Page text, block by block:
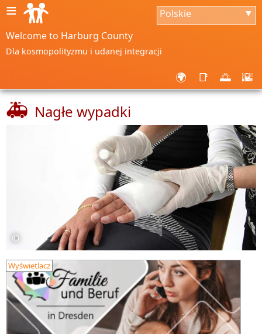
≡ Polskie ▼
Welcome to Harburg County
Dla kosmopolityzmu i udanej integracji
🌍 📑 🌅 🌇
🚑 Nagłe wypadki
©
Wyświetlacz